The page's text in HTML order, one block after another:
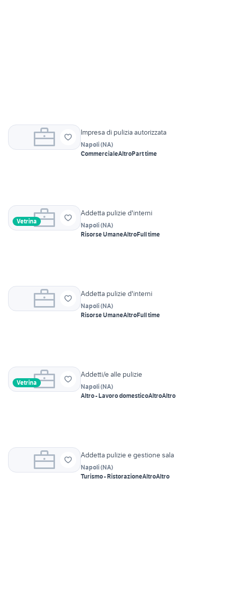
Impresa di pulizia autorizzata
Napoli(NA)
CommercialeAltroPart time
Vetrina
Addetta pulizie d'interni
Napoli(NA)
Risorse UmaneAltroFull time
Addetta pulizie d'interni
Napoli(NA)
Risorse UmaneAltroFull time
Vetrina
Addetti/e alle pulizie
Napoli(NA)
Altro - Lavoro domesticoAltroAltro
Addetta pulizie e gestione sala
Napoli(NA)
Turismo - RistorazioneAltroAltro